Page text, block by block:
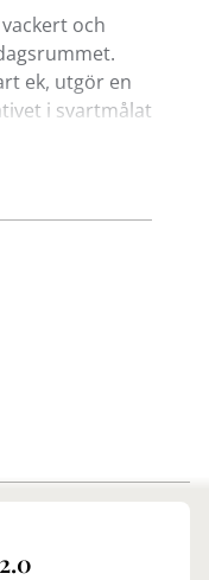
och
ek, utgör en
i svartmålat
matbord.
Finns i fler val (3)